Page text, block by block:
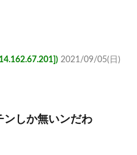
2021/09/05(日)
ンしか無いンだわ